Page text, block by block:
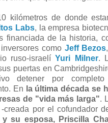
kilómetros de donde
Labs, la empresa
financiada de la historia,
como Jeff Bezos
ruso-israelíYuri Milner.
puertas en
detener por
En la última década se
de "vida más larga".
-creada por el cofundador
y su esposa, Priscilla